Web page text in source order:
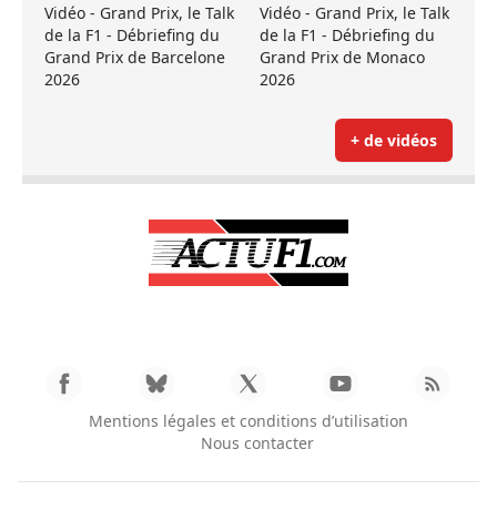
Vidéo - Grand Prix, le Talk
de la F1 - Débriefing du
Grand Prix de Barcelone
2026
Vidéo - Grand Prix, le Talk
de la F1 - Débriefing du
Grand Prix de Monaco
2026
+ de vidéos
Mentions légales et conditions d’utilisation
Nous contacter